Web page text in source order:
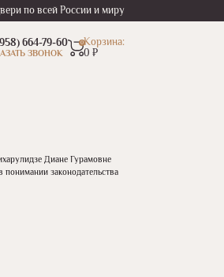
по всей России и миру
664-79-60
ЗВОНОК
0Корзина:
0 ₽
Диане Гурамовне
законодательства